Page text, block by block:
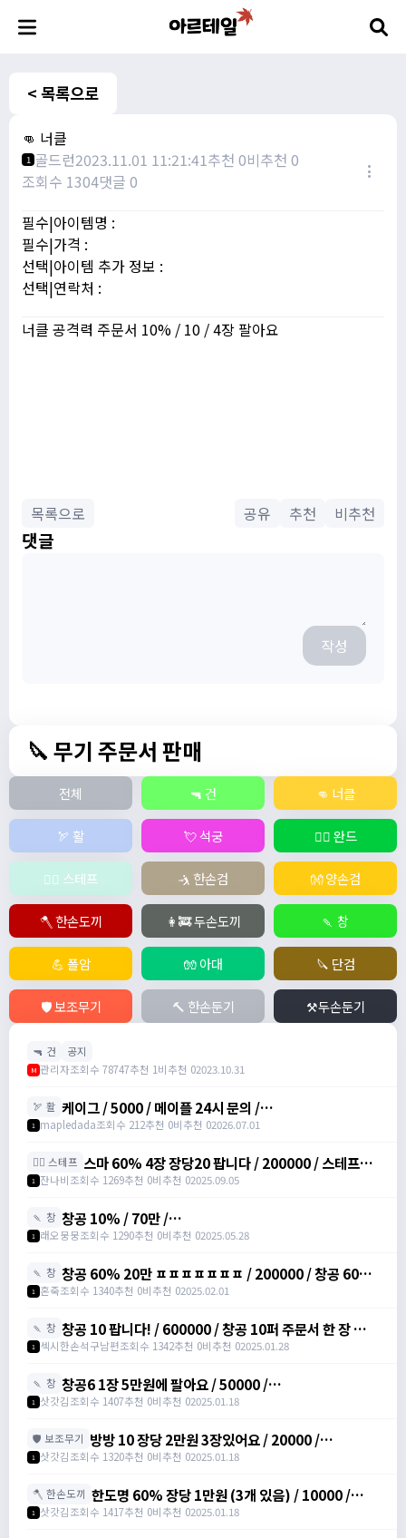
< 목록으로
👊 너클
1 골드런2023.11.01 11:21:41추천 0비추천 0
조회수 1304댓글 0
필수|아이템명 :
필수|가격 :
선택|아이템 추가 정보 :
선택|연락처 :
너클 공격력 주문서 10% / 10 / 4장 팔아요
목록으로 공유 추천 비추천
댓글
작성
🔪 무기 주문서 판매
전체 🔫 건 👊 너클
🏹 활 💘 석궁 🧙‍♀️ 완드
🧚‍♂️ 스테프 🤺 한손검 👐 양손검
🪓 한손도끼 👩‍🚒 두손도끼 🍡 창
💪 폴암 🧤 아대 🔪 단검
🛡️ 보조무기 🔨 한손둔기 ⚒️두손둔기
🔫 건 공지
M 관리자조회수 78747추천 1비추천 02023.10.31
🏹 활 케이그 / 5000 / 메이플 24시 문의 /
https://www.maplehub.co.kr/
1 mapledada조회수 212추천 0비추천 02026.07.01
🧚‍♂️ 스테프 스마 60% 4장 장당20 팝니다 / 200000 / 스테프마
력주문서 /
1 잔나비조회수 1269추천 0비추천 02025.09.05
🍡 창 창공 10% / 70만 /
https://open.kakao.com/o/siHZkGyh
1 래오뭉뭉조회수 1290추천 0비추천 02025.05.28
🍡 창 창공 60% 20만 ㅍㅍㅍㅍㅍㅍㅍ / 200000 / 창공 60%
팝니다 20만이용 /
1 혼죽조회수 1340추천 0비추천 02025.02.01
🍡 창 창공 10 팝니다! / 600000 / 창공 10퍼 주문서 한 장 합니
다 / https://open.kakao.com/o/srgUnZch
1 섹시한손석구남편조회수 1342추천 0비추천 02025.01.28
🍡 창 창공6 1장 5만원에 팔아요 / 50000 /
https://open.kakao.com/o/szVItdbh
1 삿갓김조회수 1407추천 0비추천 02025.01.18
🛡️ 보조무기 방방 10 장당 2만원 3장있어요 / 20000 /
https://open.kakao.com/o/szVItdbh
1 삿갓김조회수 1320추천 0비추천 02025.01.18
🪓 한손도끼 한도명 60% 장당 1만원 (3개 있음) / 10000 /
https://open.kakao.com/o/szVItdbh
1 삿갓김조회수 1417추천 0비추천 02025.01.18